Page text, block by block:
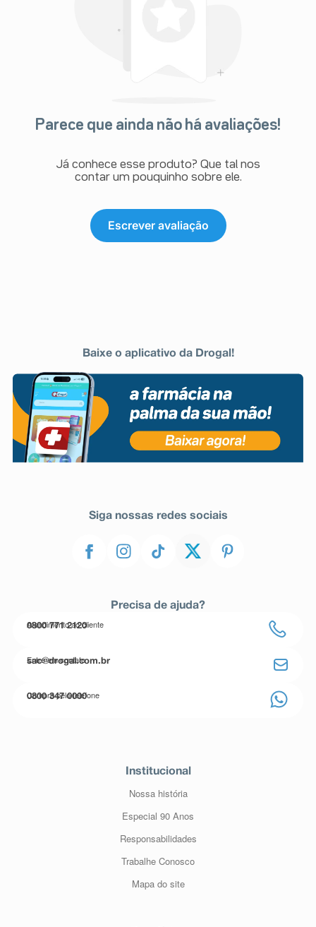
Parece que ainda não há avaliações!
Já conhece esse produto? Que tal nos
contar um pouquinho sobre ele.
Escrever avaliação
Baixe o aplicativo da Drogal!
Siga nossas redes sociais
Precisa de ajuda?
Atendimento ao cliente
0800 771 2120
Entre em contato
sac@drogal.com.br
Compre pelo telefone
0800 347 0000
Institucional
Nossa história
Especial 90 Anos
Responsabilidades
Trabalhe Conosco
Mapa do site